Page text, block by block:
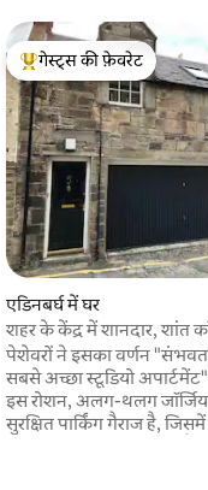
142 समीक्षाएँ
गेस्ट्स का टॉप फ़ेवरेट
गेस्ट्स की फ़ेवरेट
एडिनबर्घ में घर
पेशेवरों ने इसका वर्णन
सबसे अच्छा स्टूडियो
इस रोशन, अलग-थलग
सुरक्षित पार्किंग गैराज है,